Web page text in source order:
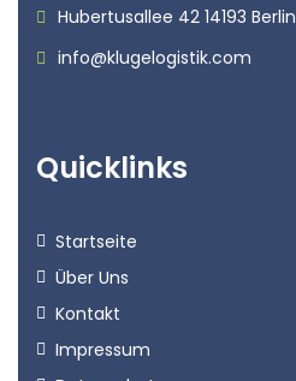
Hubertusallee 42 14193 Berlin
info@klugelogistik.com
Quicklinks
Startseite
Über Uns
Kontakt
Impressum